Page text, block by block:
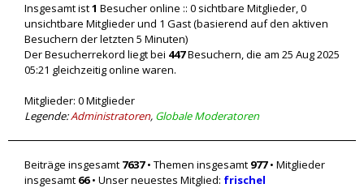
Insgesamt ist1 Besucher online :: 0 sichtbare Mitglieder, 0
unsichtbare Mitglieder und 1 Gast (basierend auf den aktiven
Besuchern der letzten 5 Minuten)
Der Besucherrekord liegt bei 447Besuchern, die am 25 Aug 2025
05:21 gleichzeitig online waren.
Mitglieder: 0 Mitglieder
Legende:Administratoren, Globale Moderatoren
Beiträge insgesamt 7637• Themen insgesamt 977• Mitglieder
insgesamt 66• Unser neuestes Mitglied: frischel